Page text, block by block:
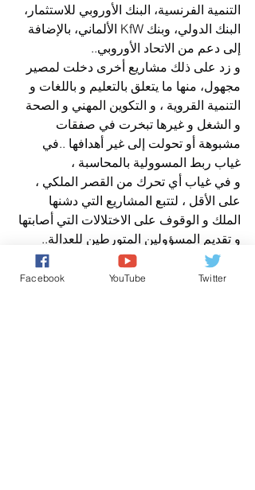
التنمية الفرنسية، البنك الأوروبي للاستثمار،
البنك الدولي، وبنك KfW الألماني، بالإضافة
إلى دعم من الاتحاد الأوروبي..
و زد على ذلك مشاريع أخرى دخلت لمصير
مجهول، منها ما يتعلق بالتعليم و باللغات و
التنمية القروية ، و التكوين المهني و الصحة
و الشغل و غيرها تبخرت في صفقات
مشبوهة أو تحولت إلى غير أهدافها ..في
غياب ربط المسوولية بالمحاسبة ،
و في غياب أي تحرك من القصر الملكي ،
على الأقل ، لتتبع المشاريع التي دشنها
الملك و الوقوف على الاختلالات التي أصابتها
و تقديم المسؤولين المتورطين للعدالة..
افتتاحية صوت المغرب الحر
عن مدير نشر صوت المغرب الحر نيوزFacebook YouTube Twitter